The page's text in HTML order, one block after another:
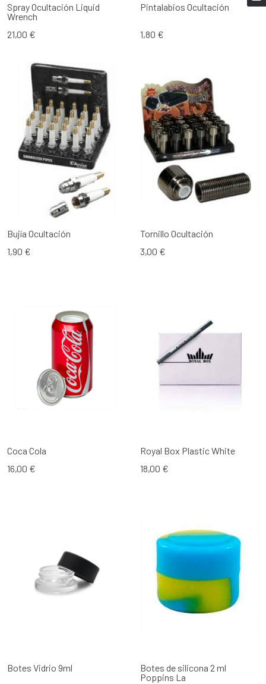
Spray Ocultación Liquid
Wrench
21,00 €
Pintalabios Ocultación
1,80 €
Bujía Ocultación
1,90 €
Tornillo Ocultación
3,00 €
Coca Cola
16,00 €
Royal Box Plastic White
18,00 €
Botes Vidrio 9ml
Botes de silicona 2 ml
Poppins La